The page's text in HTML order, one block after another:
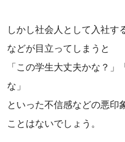
しかし社会人として入社す
などが目立ってしまうと
「この学生大丈夫かな？
な」
といった不信感などの悪印
ことはないでしょう。